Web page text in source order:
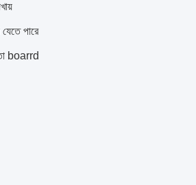
পারে
boarrd